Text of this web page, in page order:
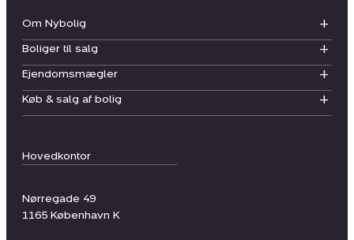
Hovedkontor
Nørregade 49
1165 København K
Om Nybolig
Boliger til salg
Ejendomsmægler
Køb & salg af bolig